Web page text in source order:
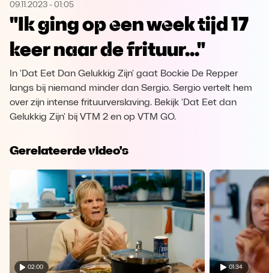
Microsoft Edge Download
Opera Download
09.11.2023 - 01:05
"Ik ging op een week tijd 17
keer naar de frituur..."
In 'Dat Eet Dan Gelukkig Zijn' gaat Bockie De Repper
langs bij niemand minder dan Sergio. Sergio vertelt hem
over zijn intense frituurverslaving. Bekijk 'Dat Eet dan
Gelukkig Zijn' bij VTM 2 en op VTM GO.
Gerelateerde video's
02:00 01:34